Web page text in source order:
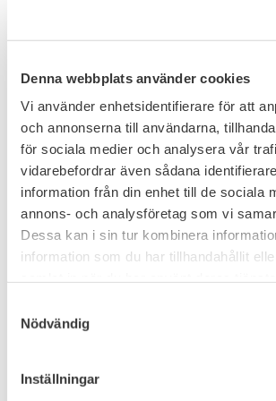
Denna webbplats använder cookies
Vi använder enhetsidentifierare för att
och annonserna till användarna,
för sociala medier och analysera vår
vidarebefordrar även sådana
information från din enhet till de sociala
annons- och analysföretag som vi
Dessa kan i sin tur kombinera
information som du har tillhandahållit
Nödvändig
Inställningar
Lägg till i favoriter
Paracord 30 meter
Grön/Reflex
249KR
Lägg
Orange